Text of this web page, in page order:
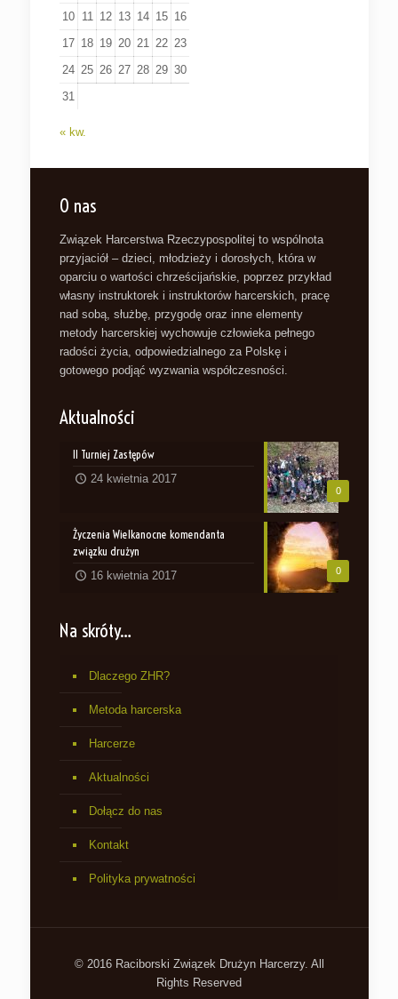
10 11 12 13 14 15 16
17 18 19 20 21 22 23
24 25 26 27 28 29 30
31
« kw.
O nas
Związek Harcerstwa Rzeczypospolitej to wspólnota
przyjaciół – dzieci, młodzieży i dorosłych, która w
oparciu o wartości chrześcijańskie, poprzez przykład
własny instruktorek i instruktorów harcerskich, pracę
nad sobą, służbę, przygodę oraz inne elementy
metody harcerskiej wychowuje człowieka pełnego
radości życia, odpowiedzialnego za Polskę i
gotowego podjąć wyzwania współczesności.
Aktualności
0
II Turniej Zastępów
24 kwietnia 2017
0
Życzenia Wielkanocne komendanta
związku drużyn
16 kwietnia 2017
Na skróty…
Dlaczego ZHR?
Metoda harcerska
Harcerze
Aktualności
Dołącz do nas
Kontakt
Polityka prywatności
© 2016 Raciborski Związek Drużyn Harcerzy. All
Rights Reserved